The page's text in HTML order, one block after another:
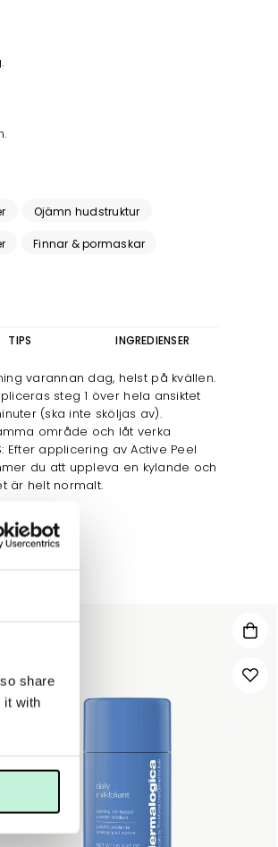
share
it with
Ojämn hudstruktur
Finnar & pormaskar
TIPS INGREDIENSER
varannan dag, helst på kvällen.
steg 1 över hela ansiktet
(ska inte sköljas av).
område och låt verka
Efter applicering av Active Peel
du att uppleva en kylande och
är helt normalt.